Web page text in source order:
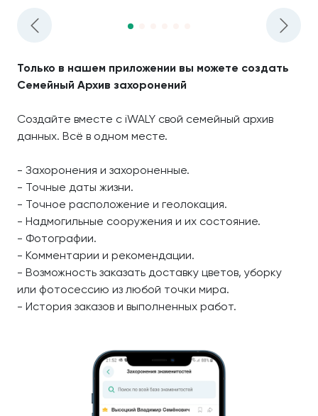
Только в нашем приложении вы можете создать
Семейный Архив захоронений
Создайте вместе с iWALY свой семейный архив
данных. Всё в одном месте.
- Захоронения и захороненные.
- Точные даты жизни.
- Точное расположение и геолокация.
- Надмогильные сооружения и их состояние.
- Фотографии.
- Комментарии и рекомендации.
- Возможность заказать доставку цветов, уборку
или фотосессию из любой точки мира.
- История заказов и выполненных работ.